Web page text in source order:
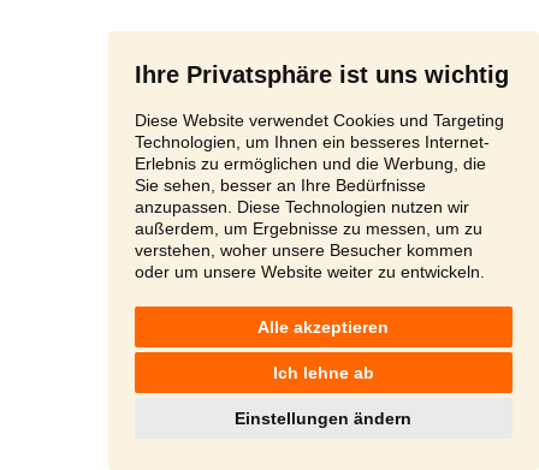
Ihre Privatsphäre ist uns wichtig
Diese Website verwendet Cookies und Targeting
Technologien, um Ihnen ein besseres Internet-
Erlebnis zu ermöglichen und die Werbung, die
Sie sehen, besser an Ihre Bedürfnisse
anzupassen. Diese Technologien nutzen wir
außerdem, um Ergebnisse zu messen, um zu
verstehen, woher unsere Besucher kommen
oder um unsere Website weiter zu entwickeln.
Alle akzeptieren
Ich lehne ab
Einstellungen ändern